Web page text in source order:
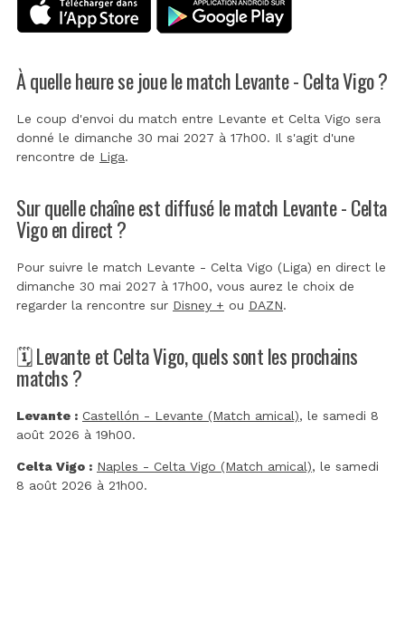
À quelle heure se joue le match Levante - Celta Vigo ?
Le coup d'envoi du match entre Levante et Celta Vigo sera
donné le dimanche 30 mai 2027 à 17h00. Il s'agit d'une
rencontre de Liga.
Sur quelle chaîne est diffusé le match Levante - Celta
Vigo en direct ?
Pour suivre le match Levante - Celta Vigo (Liga) en direct le
dimanche 30 mai 2027 à 17h00, vous aurez le choix de
regarder la rencontre sur Disney + ou DAZN.
🗓️ Levante et Celta Vigo, quels sont les prochains
matchs ?
Levante : Castellón - Levante (Match amical), le samedi 8
août 2026 à 19h00.
Celta Vigo : Naples - Celta Vigo (Match amical), le samedi
8 août 2026 à 21h00.